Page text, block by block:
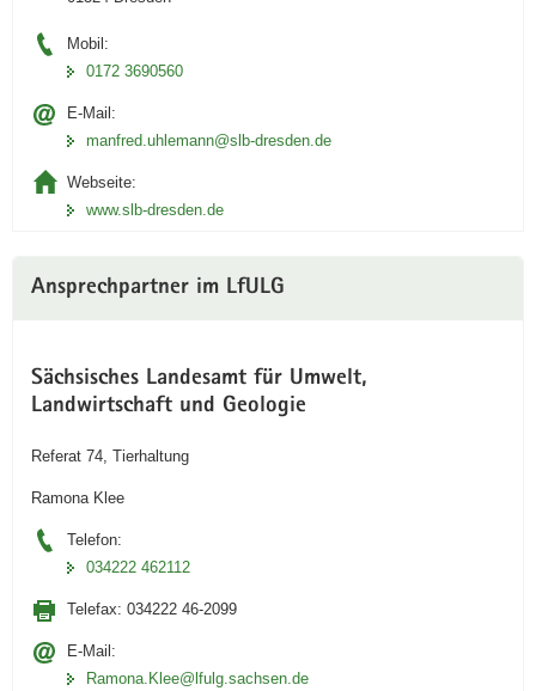
Mobil:
0172 3690560
E-Mail:
manfred.uhlemann@slb-dresden.de
Webseite:
www.slb-dresden.de
Ansprechpartner im LfULG
Sächsisches Landesamt für Umwelt,
Landwirtschaft und Geologie
Referat 74, Tierhaltung
Ramona Klee
Telefon:
034222 462112
Telefax: 034222 46-2099
E-Mail:
Ramona.Klee@lfulg.sachsen.de